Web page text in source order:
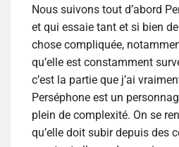
Nous suivons tout d’abord
et qui essaie tant et si bien
chose compliquée,
qu’elle est constamment
c’est la partie que j’ai
Perséphone est un
plein de complexité. On se
qu’elle doit subir depuis des